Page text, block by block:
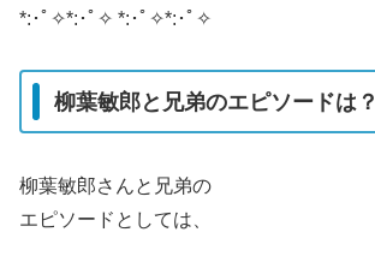
*:･ﾟ✧*:･ﾟ✧ *:･ﾟ✧*:･ﾟ✧
柳葉敏郎と兄弟のエピソードは？
柳葉敏郎さんと兄弟の
エピソードとしては、